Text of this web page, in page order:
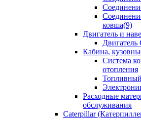
ковша(9)
Двигатель и
Двигатель
Кабина,
Система
отопления
Расходные
обслуживания
Caterpillar